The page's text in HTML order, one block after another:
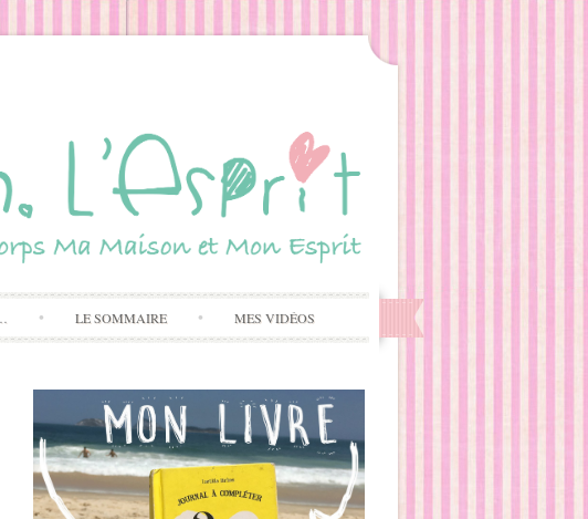
LE SOMMAIRE MES VIDÉOS